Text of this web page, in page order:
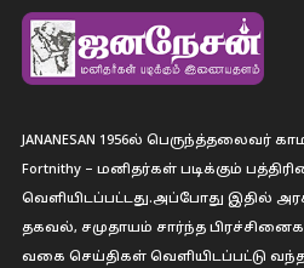
JANANESAN 1956ல் பெருந்த்தலைவர்
Fortnithy – மனிதர்கள் படிக்கும்
வெளியிடப்பட்டது.அப்போது இதில்
தகவல், சமுதாயம் சார்ந்த
வகை செய்திகள் வெளியிடப்பட்டு